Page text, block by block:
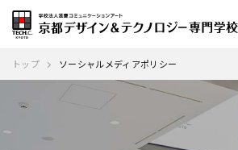
トップ ソーシャルメディアポリシー